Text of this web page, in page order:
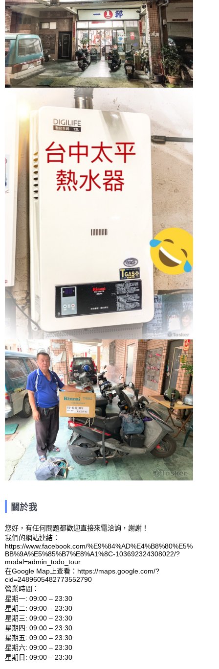
關於我
您好，有任何問題都歡迎直接來電洽詢，謝謝！
我們的網站連結：
https://www.facebook.com/%E9%84%AD%E4%B8%80%E5%
BB%9A%E5%85%B7%E8%A1%8C-103692324308022/?
modal=admin_todo_tour
在Google Map上查看：https://maps.google.com/?
cid=2489605482773552790
營業時間：
星期一: 09:00 – 23:30
星期二: 09:00 – 23:30
星期三: 09:00 – 23:30
星期四: 09:00 – 23:30
星期五: 09:00 – 23:30
星期六: 09:00 – 23:30